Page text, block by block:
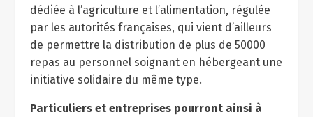
dédiée à l’agriculture et l’alimentation, régulée
par les autorités françaises, qui vient d’ailleurs
de permettre la distribution de plus de 50000
repas au personnel soignant en hébergeant une
initiative solidaire du même type.
Particuliers et entreprises pourront ainsi à